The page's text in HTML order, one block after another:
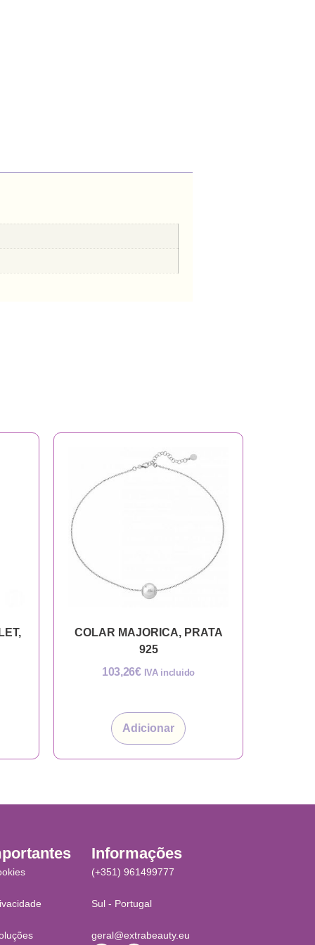
COLAR MAJORICA, PRATA
925
103,26€ IVA incluido
Adicionar
Informações
(+351) 961499777
Sul - Portugal
geral@extrabeauty.eu